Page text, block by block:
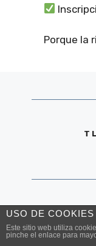
Porque la
©
USO DE COOKIES
Este sitio web utiliza
pinche el enlace para